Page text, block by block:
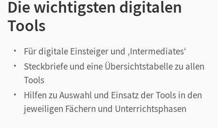
Die wichtigsten digitalen
Tools
Für digitale Einsteiger und ‚Intermediates‘
Steckbriefe und eine Übersichtstabelle zu allen
Tools
Hilfen zu Auswahl und Einsatz der Tools in den
jeweiligen Fächern und Unterrichtsphasen